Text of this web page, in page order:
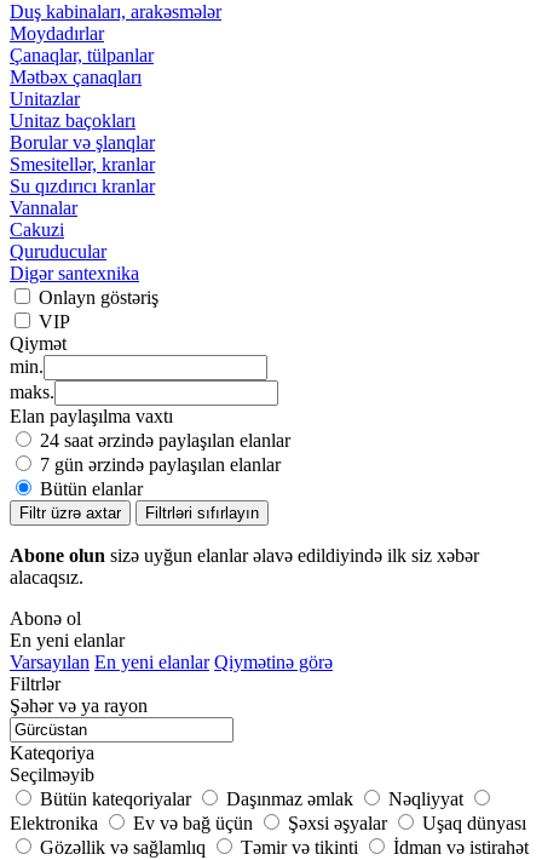
Duş kabinaları, arakəsmələr
Moydadırlar
Çanaqlar, tülpanlar
Mətbəx çanaqları
Unitazlar
Unitaz baçokları
Borular və şlanqlar
Smesitellər, kranlar
Su qızdırıcı kranlar
Vannalar
Cakuzi
Quruducular
Digər santexnika
Onlayn göstəriş
VIP
Qiymət
min.
maks.
Elan paylaşılma vaxtı
24 saat ərzində paylaşılan elanlar
7 gün ərzində paylaşılan elanlar
Bütün elanlar
Filtr üzrə axtar Filtrləri sıfırlayın
Abone olun sizə uyğun elanlar əlavə edildiyində ilk siz xəbər
alacaqsız.
Abonə ol
En yeni elanlar
Varsayılan En yeni elanlar Qiymətinə görə
Filtrlər
Şəhər və ya rayon
Kateqoriya
Seçilməyib
Bütün kateqoriyalar
Daşınmaz əmlak
Nəqliyyat
Elektronika
Ev və bağ üçün Şəxsi əşyalar
Uşaq dünyası
Gözəllik və sağlamlıq
Təmir və tikinti
İdman və istirahət